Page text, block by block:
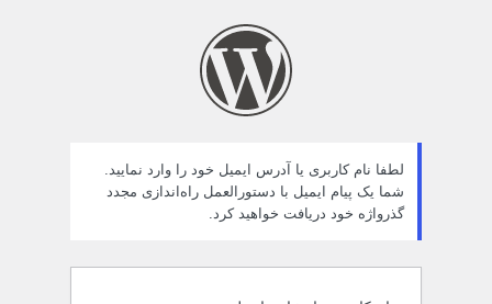
لطفا نام کاربری یا آدرس ایمیل خود را وارد نمایید.
شما یک پیام ایمیل با دستورالعمل راه‌اندازی مجدد
گذرواژه خود دریافت خواهید کرد.